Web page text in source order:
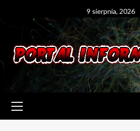
9 sierpnia, 2026
Menu